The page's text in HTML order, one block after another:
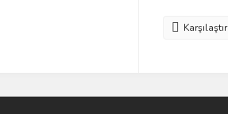
Karşılaştır